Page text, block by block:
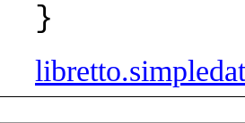
  }